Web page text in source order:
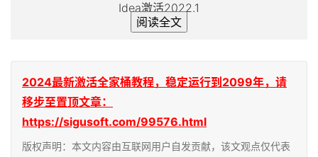
Idea激活2022.1
2024最新激活全家桶教程，稳定运行到2099年，请
移步至置顶文章：
https://sigusoft.com/99576.html
版权声明：本文内容由互联网用户自发贡献，该文观点仅代表